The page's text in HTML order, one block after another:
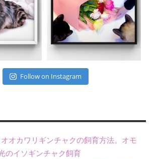
Follow on Instagram
オオカワリギンチャクの飼育方法。オモ
のイソギンチャク飼育